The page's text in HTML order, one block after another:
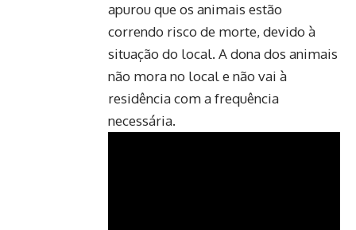
apurou que os animais estão
correndo risco de morte, devido à
situação do local. A dona dos animais
não mora no local e não vai à
residência com a frequência
necessária.